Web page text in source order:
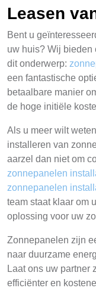
Leasen
Bent u
uw huis? Wij bieden
dit onderwerp:
een fantastische
betaalbare manier
de hoge initiële
Als u meer wilt
installeren van
aarzel dan niet om
zonnepanelen
zonnepanelen
team staat klaar om
oplossing voor uw
Zonnepanelen zijn
naar duurzame
Laat ons uw partner
efficiënter en